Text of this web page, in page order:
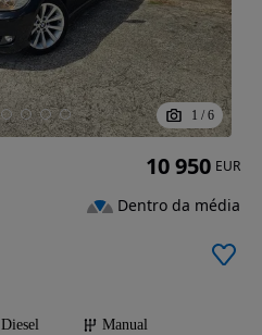
1 / 6
Diesel
Manual
10 950 EUR
Dentro da média